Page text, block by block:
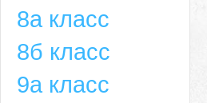
8а класс
8б класс
9а класс